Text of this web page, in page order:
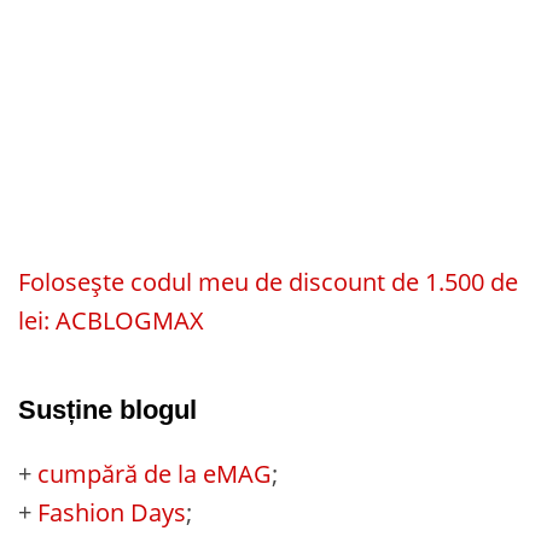
Folosește codul meu de discount de 1.500 de
lei: ACBLOGMAX
Susține blogul
+ cumpără de la eMAG;
+ Fashion Days;